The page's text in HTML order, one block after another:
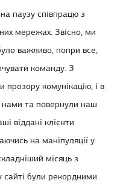
паузу співпрацю з
мережах. Звісно, ми
важливо, попри все,
команду. З
комунікацію, і в
нами та повернули наш
віддані клієнти
на маніпуляції у
місяць з
були рекордними.